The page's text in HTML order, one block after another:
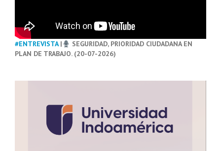
#ENTREVISTA|
SEGURIDAD, PRIORIDAD CIUDADANA EN
PLAN DE TRABAJO. (20-07-2026)